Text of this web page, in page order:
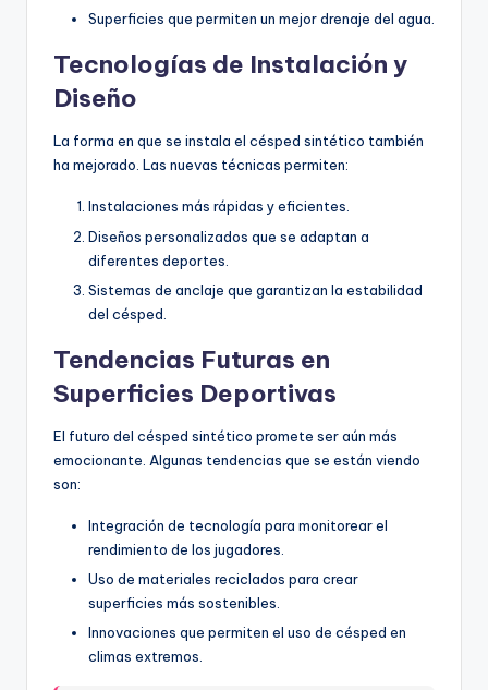
Superficies que permiten un mejor drenaje del agua.
Tecnologías de Instalación y
Diseño
La forma en que se instala el césped sintético también
ha mejorado. Las nuevas técnicas permiten:
Instalaciones más rápidas y eficientes.
Diseños personalizados que se adaptan a
diferentes deportes.
Sistemas de anclaje que garantizan la estabilidad
del césped.
Tendencias Futuras en
Superficies Deportivas
El futuro del césped sintético promete ser aún más
emocionante. Algunas tendencias que se están viendo
son:
Integración de tecnología para monitorear el
rendimiento de los jugadores.
Uso de materiales reciclados para crear
superficies más sostenibles.
Innovaciones que permiten el uso de césped en
climas extremos.